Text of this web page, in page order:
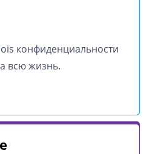
конфиденциальности
всю жизнь.